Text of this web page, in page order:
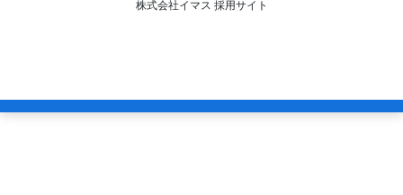
株式会社イマス 採用サイト